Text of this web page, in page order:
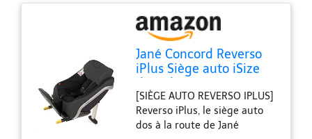
respirante, amovible et
lavable votre siège auto
Reverso iPlus sera toujours
prêt à l’emploi
Jané Concord Reverso
iPlus Siège auto iSize
nouveau-nés et enfants
de 40 à 105 cm,
système Isofix, avec
[SIÈGE AUTO REVERSO IPLUS]
Reverso iPlus, le siège auto
dos à la route de Jané